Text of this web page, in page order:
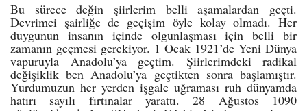
Bu sürece değin şiirlerim belli aşamalardan geçti.
Devrimci şairliğe de geçişim öyle kolay olmadı. Her
duygunun insanın içinde olgunlaşması için belli bir
zamanın geçmesi gerekiyor. 1 Ocak 1921’de Yeni Dünya
vapuruyla Anadolu’ya geçtim. Şiirlerimdeki radikal
değişiklik ben Anadolu’ya geçtikten sonra başlamıştır.
Yurdumuzun her yerden işgale uğraması ruh dünyamda
hatırı sayılı fırtınalar yarattı. 28 Ağustos 1090